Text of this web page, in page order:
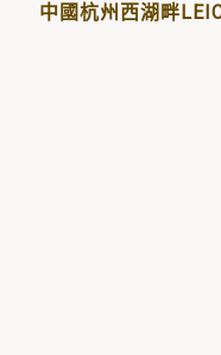
中國杭州西湖畔